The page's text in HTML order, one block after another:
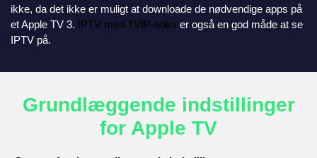
ikke, da det ikke er muligt at downloade de nødvendige apps på
et Apple TV 3. IPTV med TVIP-boks er også en god måde at se
IPTV på.
Grundlæggende indstillinger
for Apple TV